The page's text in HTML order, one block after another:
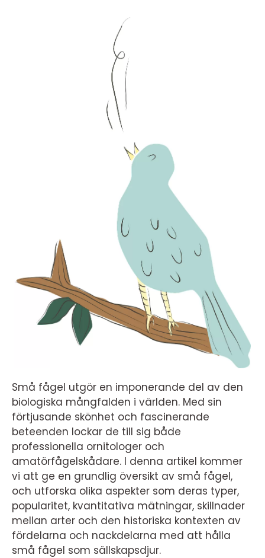
Små fågel utgör en imponerande del av den
biologiska mångfalden i världen. Med sin
förtjusande skönhet och fascinerande
beteenden lockar de till sig både
professionella ornitologer och
amatörfågelskådare. I denna artikel kommer
vi att ge en grundlig översikt av små fågel,
och utforska olika aspekter som deras typer,
popularitet, kvantitativa mätningar, skillnader
mellan arter och den historiska kontexten av
fördelarna och nackdelarna med att hålla
små fågel som sällskapsdjur.